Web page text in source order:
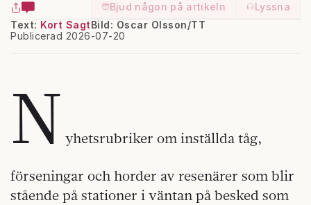
Bjud någon på artikeln
Lyssna
Text: Kort Sagt
Publicerad 2026-07-20
Bild: Oscar Olsson/TT
N yhetsrubriker om inställda tåg,
förseningar och horder av resenärer som blir
stående på stationer i väntan på besked som